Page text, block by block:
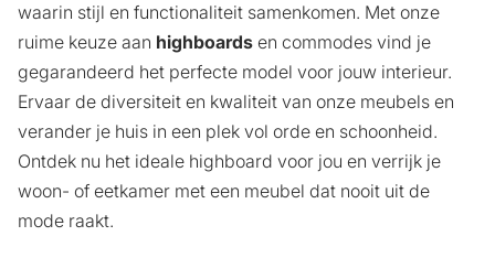
waarin stijl en functionaliteit samenkomen. Met onze
ruime keuze aan highboards en commodes vind je
gegarandeerd het perfecte model voor jouw interieur.
Ervaar de diversiteit en kwaliteit van onze meubels en
verander je huis in een plek vol orde en schoonheid.
Ontdek nu het ideale highboard voor jou en verrijk je
woon- of eetkamer met een meubel dat nooit uit de
mode raakt.